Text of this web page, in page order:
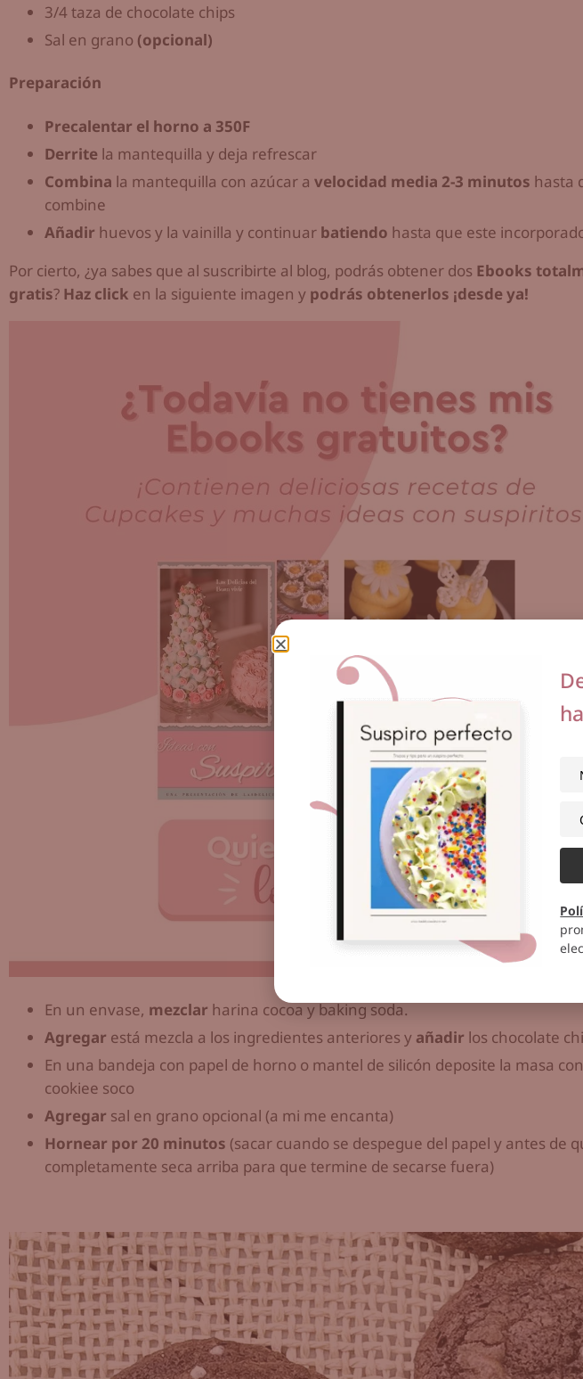
3/4 taza de chocolate chips
Sal en grano (opcional)
Preparación
Precalentar el horno a 350F
Derrite la mantequilla y deja refrescar
Combina la mantequilla con azúcar a velocidad media 2-3 minutos hasta
combine
Añadir huevos y la vainilla y continuar batiendo hasta que este
Por cierto, ¿ya sabes que al suscribirte al blog, podrás obtener dos Ebooks
gratis? Haz click en la siguiente imagen y podrás obtenerlos ¡desde ya!
En un envase, mezclar harina cocoa y baking soda.
Agregar está mezcla a los ingredientes anteriores y añadir los chocolate
En una bandeja con papel de horno o mantel de silicón deposite la masa
cookiee soco
Agregar sal en grano opcional (a mi me encanta)
Hornear por 20 minutos (sacar cuando se despegue del papel y antes de
completamente seca arriba para que termine de secarse fuera)